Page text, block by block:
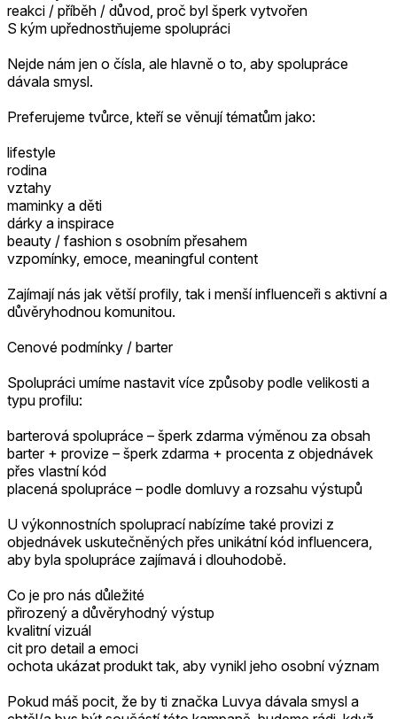
reakci / příběh / důvod, proč byl šperk vytvořen
S kým upřednostňujeme spolupráci
Nejde nám jen o čísla, ale hlavně o to, aby spolupráce
dávala smysl.
Preferujeme tvůrce, kteří se věnují tématům jako:
lifestyle
rodina
vztahy
maminky a děti
dárky a inspirace
beauty / fashion s osobním přesahem
vzpomínky, emoce, meaningful content
Zajímají nás jak větší profily, tak i menší influenceři s aktivní a
důvěryhodnou komunitou.
Cenové podmínky / barter
Spolupráci umíme nastavit více způsoby podle velikosti a
typu profilu:
barterová spolupráce – šperk zdarma výměnou za obsah
barter + provize – šperk zdarma + procenta z objednávek
přes vlastní kód
placená spolupráce – podle domluvy a rozsahu výstupů
U výkonnostních spoluprací nabízíme také provizi z
objednávek uskutečněných přes unikátní kód influencera,
aby byla spolupráce zajímavá i dlouhodobě.
Co je pro nás důležité
přirozený a důvěryhodný výstup
kvalitní vizuál
cit pro detail a emoci
ochota ukázat produkt tak, aby vynikl jeho osobní význam
Pokud máš pocit, že by ti značka Luvya dávala smysl a